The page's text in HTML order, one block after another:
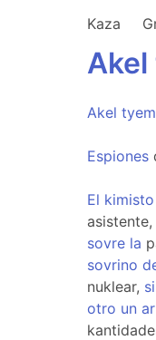
Kaza
Akel
Akel
Espiones
El kimisto
sovre la
sovrino
nuklear,
otro un